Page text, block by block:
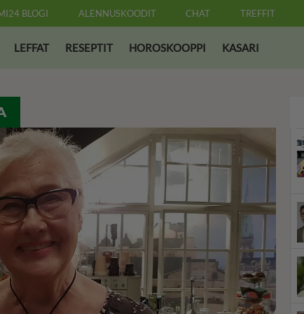
BLOGI ALENNUSKOODIT CHAT TREFFIT
LEFFAT RESEPTIT HOROSKOOPPI KASARI